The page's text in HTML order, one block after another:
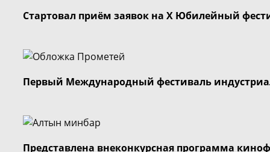
Стартовал приём заявок на X Юбилейный
Первый Международный фестиваль
Представлена внеконкурсная программа